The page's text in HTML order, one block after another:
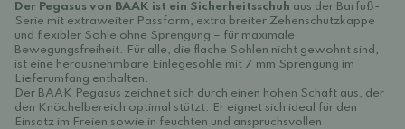
Der Pegasus von BAAK ist ein Sicherheitsschuh aus der Barfuß-
Serie mit extraweiter Passform, extra breiter Zehenschutzkappe
und flexibler Sohle ohne Sprengung – für maximale
Bewegungsfreiheit. Für alle, die flache Sohlen nicht gewohnt sind,
ist eine herausnehmbare Einlegesohle mit 7 mm Sprengung im
Lieferumfang enthalten.
Der BAAK Pegasus zeichnet sich durch einen hohen Schaft aus, der
den Knöchelbereich optimal stützt. Er eignet sich ideal für den
Einsatz im Freien sowie in feuchten und anspruchsvollen